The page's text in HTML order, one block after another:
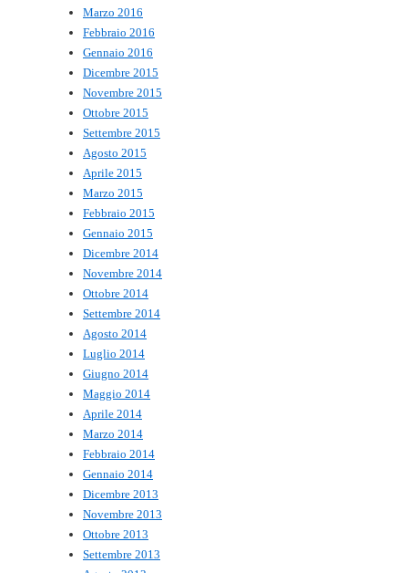
Marzo 2016
Febbraio 2016
Gennaio 2016
Dicembre 2015
Novembre 2015
Ottobre 2015
Settembre 2015
Agosto 2015
Aprile 2015
Marzo 2015
Febbraio 2015
Gennaio 2015
Dicembre 2014
Novembre 2014
Ottobre 2014
Settembre 2014
Agosto 2014
Luglio 2014
Giugno 2014
Maggio 2014
Aprile 2014
Marzo 2014
Febbraio 2014
Gennaio 2014
Dicembre 2013
Novembre 2013
Ottobre 2013
Settembre 2013